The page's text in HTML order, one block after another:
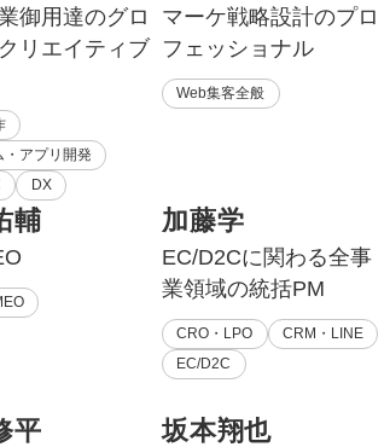
御用達のグロ
リエイティブ
・アプリ開発
DX
マーケ戦略設計のプロ
フェッショナル
Web集客全般
輔 加藤学
EC/D2Cに関わる全事
業領域の統括PM
CRO・LPO
CRM・LINE
EC/D2C
平 坂本翔也